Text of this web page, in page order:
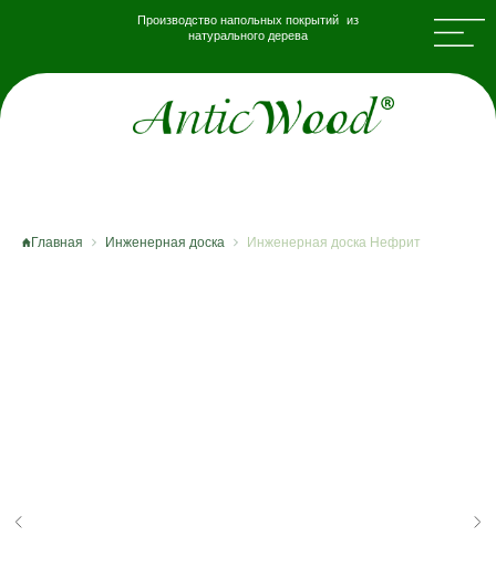
Производство напольных покрытий из
натурального дерева
Главная Инженерная доска Инженерная доска Нефрит